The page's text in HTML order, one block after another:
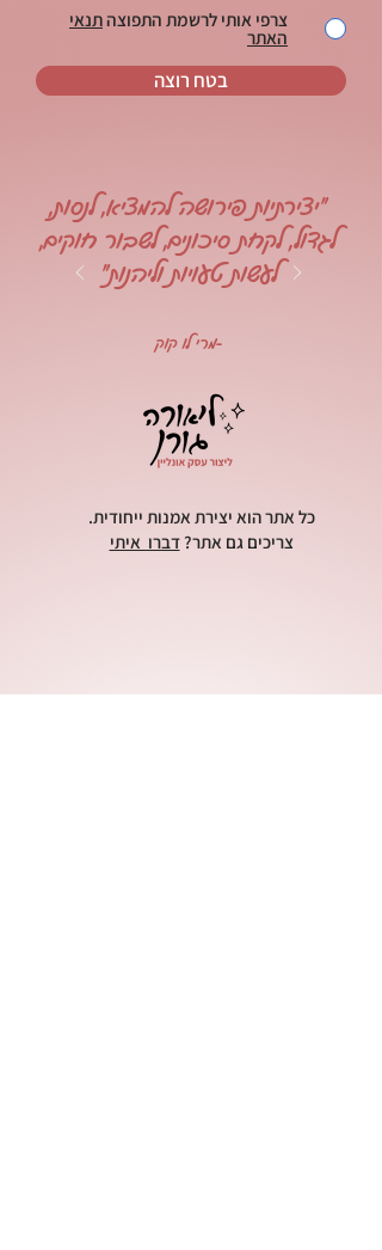
צרפי אותי לרשמת התפוצהתנאי
האתר
בטח רוצה
כל אתר הוא יצירת אמנות ייחודית.
צריכים גם אתר?דברו איתי
"יצירתיות פירושה להמציא, לנסות,
לגדול, לקחת סיכונים, לשבור חוקים,
לעשות טעויות וליהנות"
-מרי לו קוק